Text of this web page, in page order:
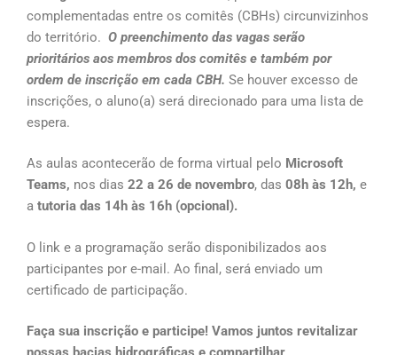
complementadas entre os comitês (CBHs) circunvizinhos
do território. O preenchimento das vagas serão
prioritários aos membros dos comitês e também por
ordem de inscrição em cada CBH. Se houver excesso de
inscrições, o aluno(a) será direcionado para uma lista de
espera.
As aulas acontecerão de forma virtual pelo Microsoft
Teams, nos dias 22 a 26 de novembro, das 08h às 12h, e
a tutoria das 14h às 16h (opcional).
O link e a programação serão disponibilizados aos
participantes por e-mail. Ao final, será enviado um
certificado de participação.
Faça sua inscrição e participe! Vamos juntos revitalizar